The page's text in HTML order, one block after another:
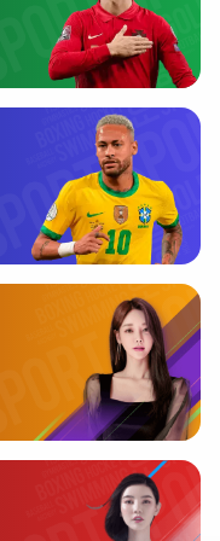
情
们对于健康生活
经从单纯的竞技
重要组成部分。
极探索多元化运
供给，为广大群
基础上，广发体
户外运动、城市
种形式，使不同
自己的运动方
大众参与运动的